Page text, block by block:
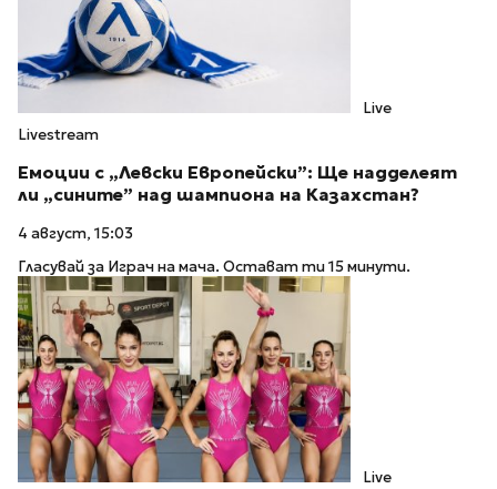
Live
Livestream
Емоции с „Левски Европейски”: Ще надделеят
ли „сините” над шампиона на Казахстан?
4 август, 15:03
Гласувай за Играч на мача. Остават ти 15 минути.
Live